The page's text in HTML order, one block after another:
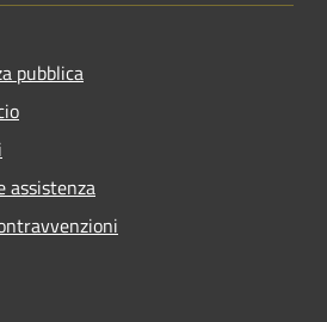
pubblica
assistenza